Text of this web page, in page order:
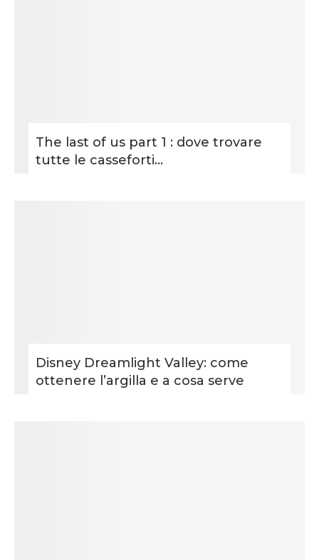
The last of us part 1 : dove trovare
tutte le casseforti...
Disney Dreamlight Valley: come
ottenere l’argilla e a cosa serve